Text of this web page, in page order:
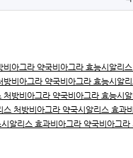
비아그라 약국비아그라 효능시알리
방비아그라 약국비아그라 효능시알
처방비아그라 약국비아그라 효능시
스 처방비아그라 약국시알리스 효과
시알리스 효과비아그라 약국비아그라